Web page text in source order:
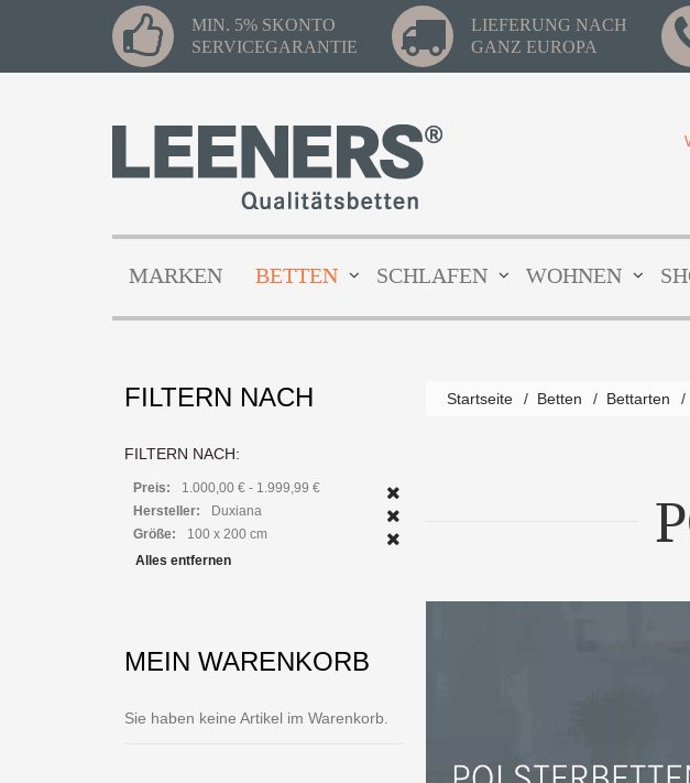
MIN. 5% SKONTO
SERVICEGARANTIE
LIEFERUNG NACH
GANZ EUROPA
MARKEN BETTEN SCHLAFEN WOHNEN
Startseite / Betten / Bettarten /
FILTERN NACH
FILTERN NACH:
Preis:
1.000,00 € - 1.999,99 €
Hersteller:
Duxiana
Größe:
100 x 200 cm
Alles entfernen
MEIN WARENKORB
Sie haben keine Artikel im Warenkorb.